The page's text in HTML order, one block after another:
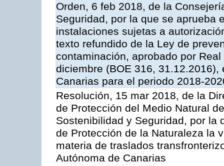
Orden, 6 feb 2018, de la
Seguridad, por la que se aprueba
instalaciones sujetas a
texto refundido de la Ley de
contaminación, aprobado por
diciembre (BOE 316,
Canarias para el periodo 2018-
Resolución, 15 mar 2018, de la
de Protección del Medio Natural
Sostenibilidad y Seguridad, por la
de Protección de la Naturaleza la
materia de traslados
Autónoma de Canarias